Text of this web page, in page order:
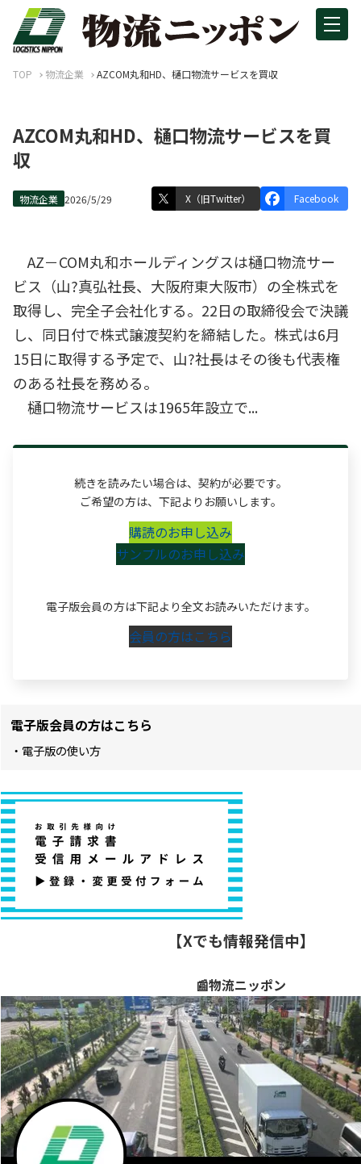
TOP 物流企業 AZCOM丸和HD、樋口物流サービスを買収
AZCOM丸和HD、樋口物流サービスを買
収
物流企業 2026/5/29 X（旧Twitter） Facebook
AZ－COM丸和ホールディングスは樋口物流サー
ビス（山?真弘社長、大阪府東大阪市）の全株式を
取得し、完全子会社化する。22日の取締役会で決議
し、同日付で株式譲渡契約を締結した。株式は6月
15日に取得する予定で、山?社長はその後も代表権
のある社長を務める。
樋口物流サービスは1965年設立で...
続きを読みたい場合は、契約が必要です。
ご希望の方は、下記よりお願いします。
購読のお申し込み
サンプルのお申し込み
電子版会員の方は下記より全文お読みいただけます。
会員の方はこちら
電子版会員の方はこちら
・電子版の使い方
【Xでも情報発信中】
📰物流ニッポン